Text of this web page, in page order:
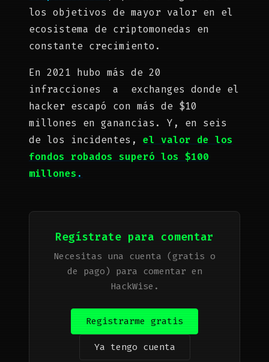
los objetivos de mayor valor en el
ecosistema de criptomonedas en
constante crecimiento.
En 2021 hubo más de 20
infracciones a exchanges donde el
hacker escapó con más de $10
millones en ganancias. Y, en seis
de los incidentes, el valor de los
fondos robados superó los $100
millones .
Regístrate para comentar
Necesitas una cuenta (gratis o
de pago) para comentar en
HackWise.
Registrarme gratis
Ya tengo cuenta